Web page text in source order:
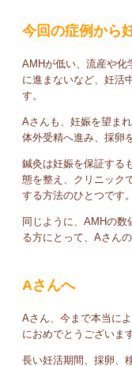
今回の症例から
AMHが低い、流産や化
に進まないなど、妊活
す。
Aさんも、妊娠を望ま
体外受精へ進み、採卵
鍼灸は妊娠を保証する
態を整え、クリニック
する方法のひとつです。
同じように、AMHの
る方にとって、Aさん
Aさんへ
Aさん、今まで本当に
におめでとうございます
長い妊活期間、採卵、